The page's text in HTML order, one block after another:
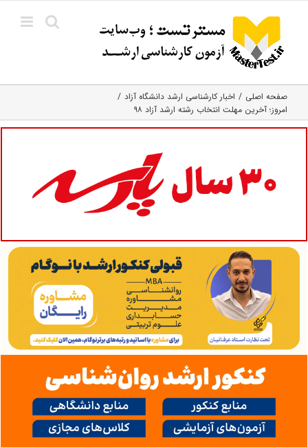
content
صفحه اصلی
اخبار کارشناسی ارشد دانشگاه آزاد
امروز؛ آخرین مهلت انتخاب رشته ارشد آزاد ۹۸